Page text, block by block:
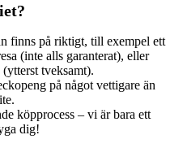
finns på riktigt, till exempel ett
(inte alls garanterat), eller
tveksamt).
på något vettigare än
köpprocess – vi är bara ett
dig!